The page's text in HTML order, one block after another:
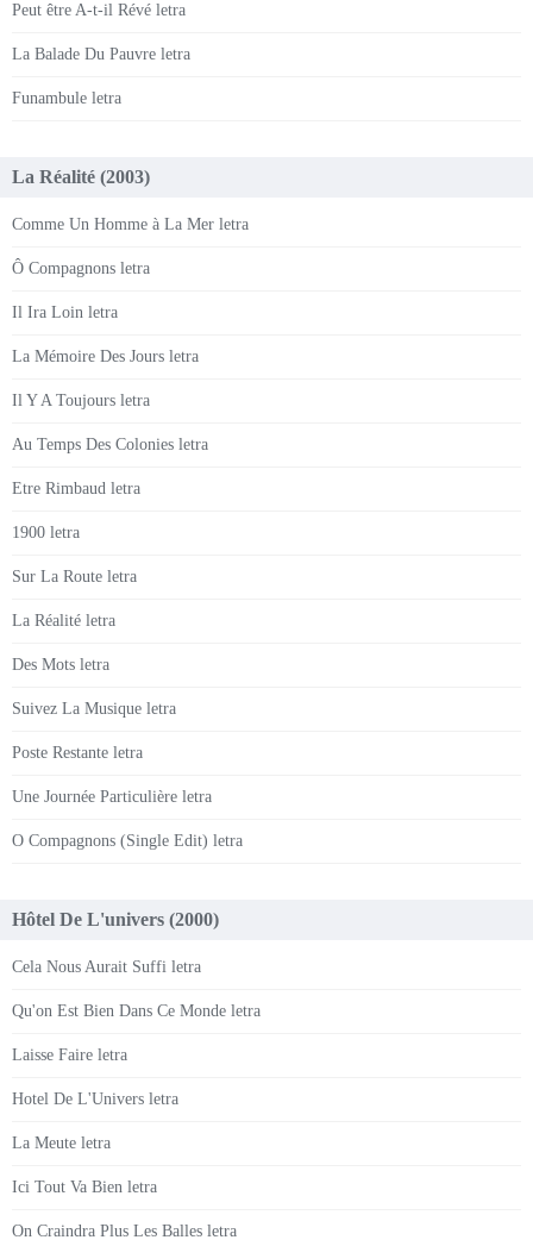
Peut être A-t-il Révé letra
La Balade Du Pauvre letra
Funambule letra
La Réalité (2003)
Comme Un Homme à La Mer letra
Ô Compagnons letra
Il Ira Loin letra
La Mémoire Des Jours letra
Il Y A Toujours letra
Au Temps Des Colonies letra
Etre Rimbaud letra
1900 letra
Sur La Route letra
La Réalité letra
Des Mots letra
Suivez La Musique letra
Poste Restante letra
Une Journée Particulière letra
O Compagnons (Single Edit) letra
Hôtel De L'univers (2000)
Cela Nous Aurait Suffi letra
Qu'on Est Bien Dans Ce Monde letra
Laisse Faire letra
Hotel De L'Univers letra
La Meute letra
Ici Tout Va Bien letra
On Craindra Plus Les Balles letra